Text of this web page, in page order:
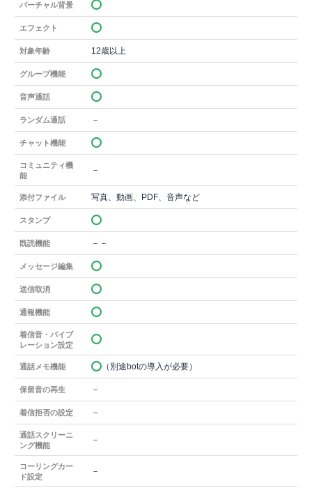
バーチャル背景
エフェクト
対象年齢 12歳以上
グループ機能
音声通話
ランダム通話 －
チャット機能
コミュニティ機
能
－
添付ファイル 写真、動画、PDF、音声など
スタンプ
既読機能 －－
メッセージ編集
送信取消
通報機能
着信音・バイブ
レーション設定
通話メモ機能 （別途botの導入が必要）
保留音の再生 －
着信拒否の設定 －
通話スクリーニ
ング機能
－
コーリングカー
ド設定
－